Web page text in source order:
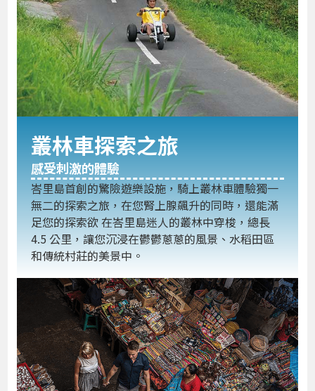
叢林車探索之旅
感受刺激的體驗
峇里島首創的驚險遊樂設施，騎上叢林車體驗獨一
無二的探索之旅，在您腎上腺飆升的同時，還能滿
足您的探索欲 在峇里島迷人的叢林中穿梭，總長
4.5 公里，讓您沉浸在鬱鬱蔥蔥的風景、水稻田區
和傳統村莊的美景中。